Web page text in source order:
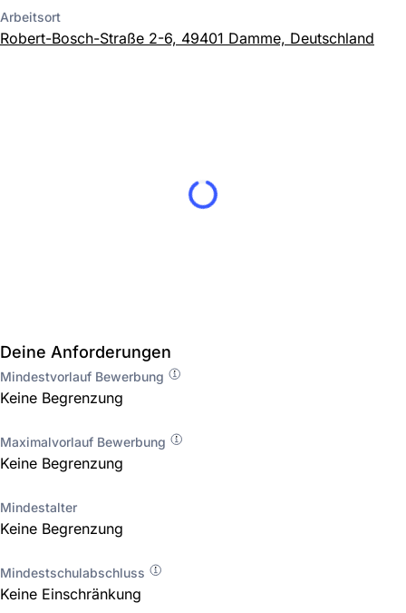
Arbeitsort
Robert-Bosch-Straße 2-6, 49401 Damme, Deutschland
Deine Anforderungen
Mindestvorlauf Bewerbung
Keine Begrenzung
Maximalvorlauf Bewerbung
Keine Begrenzung
Mindestalter
Keine Begrenzung
Mindestschulabschluss
Keine Einschränkung